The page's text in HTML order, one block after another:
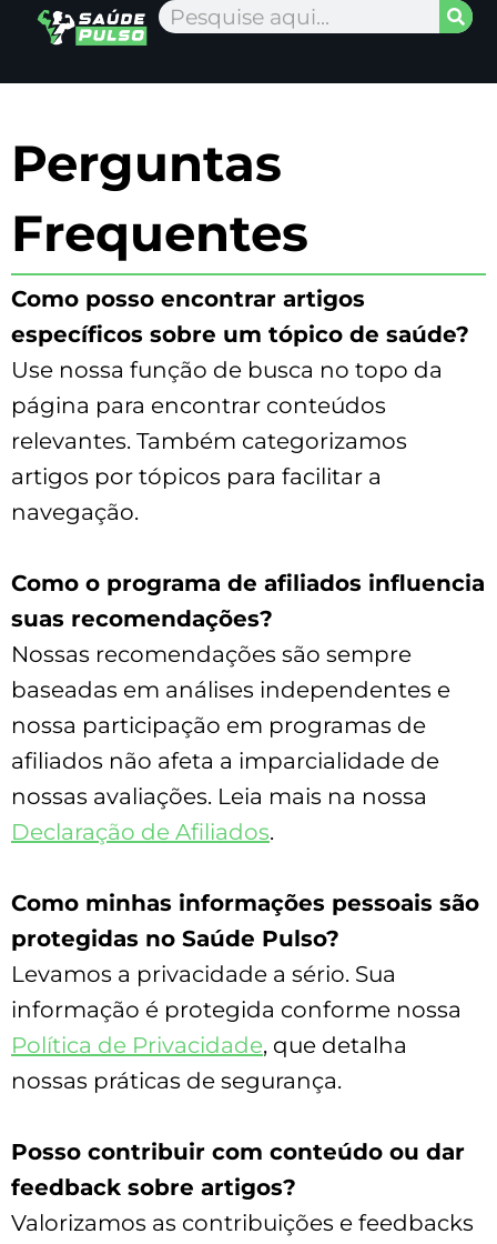
o
Pesquisar
Perguntas
Frequentes
Como posso encontrar artigos
específicos sobre um tópico de saúde?
Use nossa função de busca no topo da
página para encontrar conteúdos
relevantes. Também categorizamos
artigos por tópicos para facilitar a
navegação.
Como o programa de afiliados influencia
suas recomendações?
Nossas recomendações são sempre
baseadas em análises independentes e
nossa participação em programas de
afiliados não afeta a imparcialidade de
nossas avaliações. Leia mais na nossa
Declaração de Afiliados.
Como minhas informações pessoais são
protegidas no Saúde Pulso?
Levamos a privacidade a sério. Sua
informação é protegida conforme nossa
Política de Privacidade, que detalha
nossas práticas de segurança.
Posso contribuir com conteúdo ou dar
feedback sobre artigos?
Valorizamos as contribuições e feedbacks